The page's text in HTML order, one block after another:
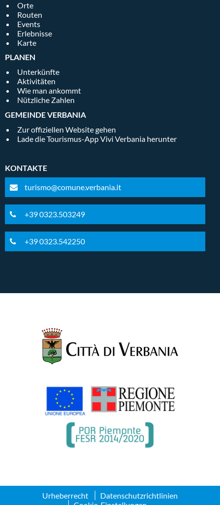
Orte
Routen
Events
Erlebnisse
Karte
PLANEN
Unterkünfte
Aktivitäten
Wie man ankommt
Nützliche Zahlen
GEMEINDE VERBANIA
Zur offiziellen Website gehen
Lade die Tourismus-App Vivi Verbania herunter
KONTAKTE
turismo@comune.verbania.it
+39 0323.503249
+39 0323.542250
Urheberrecht
Datenschutzrichtlinien